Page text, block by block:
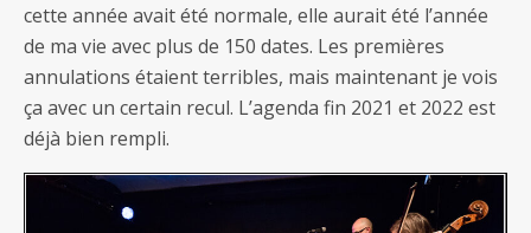
cette année avait été normale, elle aurait été l’année
de ma vie avec plus de 150 dates. Les premières
annulations étaient terribles, mais maintenant je vois
ça avec un certain recul. L’agenda fin 2021 et 2022 est
déjà bien rempli.